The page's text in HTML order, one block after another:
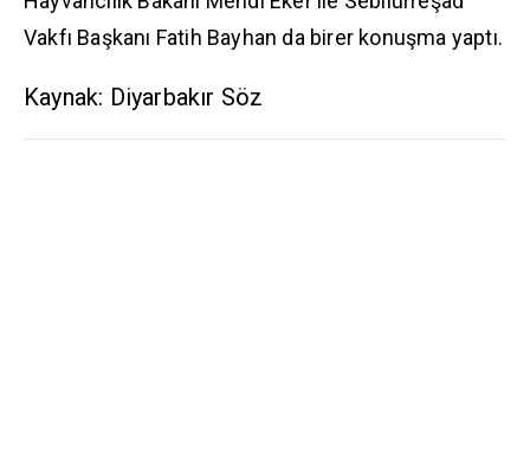
Vakfı Başkanı Fatih Bayhan da birer konuşma yaptı.
Kaynak: Diyarbakır Söz